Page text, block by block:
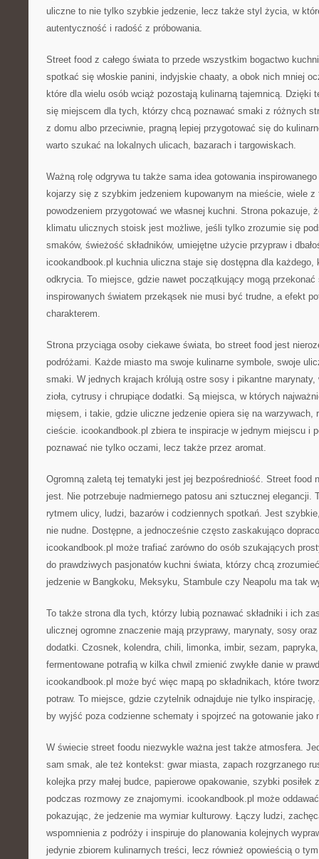
uliczne to nie tylko szybkie jedzenie, lecz także styl życia, w
autentyczność i radość z próbowania.
Street food z całego świata to przede wszystkim bogactwo
spotkać się włoskie panini, indyjskie chaaty, a obok nich mniej
które dla wielu osób wciąż pozostają kulinarną tajemnicą. Dzięki
się miejscem dla tych, którzy chcą poznawać smaki z różnych
z domu albo przeciwnie, pragną lepiej przygotować się do
warto szukać na lokalnych ulicach, bazarach i targowiskach.
Ważną rolę odgrywa tu także sama idea gotowania
kojarzy się z szybkim jedzeniem kupowanym na mieście, wiele
powodzeniem przygotować we własnej kuchni. Strona pokazuje,
klimatu ulicznych stoisk jest możliwe, jeśli tylko zrozumie się
smaków, świeżość składników, umiejętne użycie przypraw i
icookandbook.pl kuchnia uliczna staje się dostępna dla każdego,
odkrycia. To miejsce, gdzie nawet początkujący mogą
inspirowanych światem przekąsek nie musi być trudne, a efekt
charakterem.
Strona przyciąga osoby ciekawe świata, bo street food jest
podróżami. Każde miasto ma swoje kulinarne symbole, swoje
smaki. W jednych krajach królują ostre sosy i pikantne marynaty,
zioła, cytrusy i chrupiące dodatki. Są miejsca, w których
mięsem, i takie, gdzie uliczne jedzenie opiera się na warzywach,
cieście. icookandbook.pl zbiera te inspiracje w jednym miejscu i
poznawać nie tylko oczami, lecz także przez aromat.
Ogromną zaletą tej tematyki jest jej bezpośredniość. Street food
jest. Nie potrzebuje nadmiernego patosu ani sztucznej elegancji.
rytmem ulicy, ludzi, bazarów i codziennych spotkań. Jest
nie nudne. Dostępne, a jednocześnie często zaskakująco
icookandbook.pl może trafiać zarówno do osób szukających
do prawdziwych pasjonatów kuchni świata, którzy chcą
jedzenie w Bangkoku, Meksyku, Stambule czy Neapolu ma tak
To także strona dla tych, którzy lubią poznawać składniki i ich
ulicznej ogromne znaczenie mają przyprawy, marynaty, sosy
dodatki. Czosnek, kolendra, chili, limonka, imbir, sezam,
fermentowane potrafią w kilka chwil zmienić zwykłe danie w
icookandbook.pl może być więc mapą po składnikach, które
potraw. To miejsce, gdzie czytelnik odnajduje nie tylko
by wyjść poza codzienne schematy i spojrzeć na gotowanie jako
W świecie street foodu niezwykle ważna jest także atmosfera.
sam smak, ale też kontekst: gwar miasta, zapach rozgrzanego
kolejka przy małej budce, papierowe opakowanie, szybki posiłek
podczas rozmowy ze znajomymi. icookandbook.pl może
pokazując, że jedzenie ma wymiar kulturowy. Łączy ludzi,
wspomnienia z podróży i inspiruje do planowania kolejnych
jedynie zbiorem kulinarnych treści, lecz również opowieścią o